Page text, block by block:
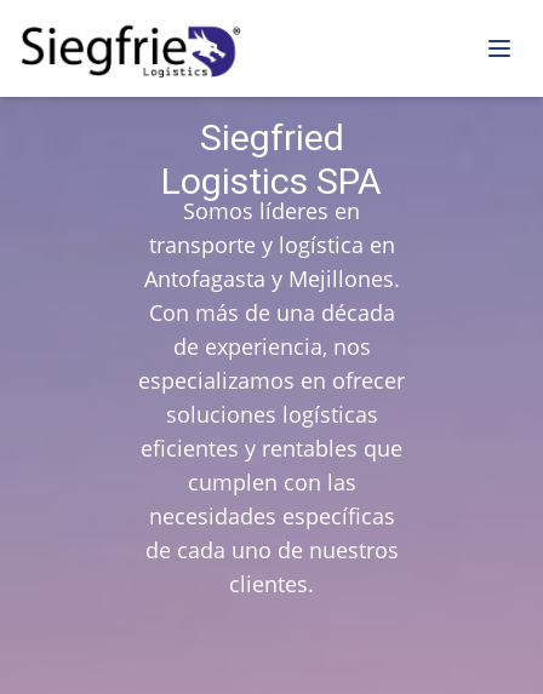
Siegfried
Logistics SPA
Somos líderes en
transporte y logística en
Antofagasta y Mejillones.
Con más de una década
de experiencia, nos
especializamos en ofrecer
soluciones logísticas
eficientes y rentables que
cumplen con las
necesidades específicas
de cada uno de nuestros
clientes.
Siegfried
Logistics SPA
Somos líderes en
transporte y logística en
Antofagasta y Mejillones.
Con más de una década
de experiencia, nos
especializamos en ofrecer
soluciones logísticas
eficientes y rentables que
cumplen con las
necesidades específicas
de cada uno de nuestros
clientes.